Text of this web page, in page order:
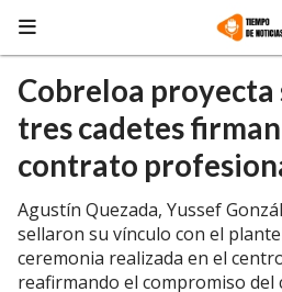
Cobreloa
tres cadetes
contrato
Agustín Quezada, Yussef
sellaron su vínculo con el
ceremonia realizada en el
reafirmando el compromiso del